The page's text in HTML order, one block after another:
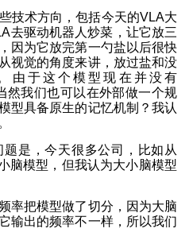
技术方向，包括今天的VLA大
去驱动机器人炒菜，让它放三
因为它放完第一勺盐以后很快
视觉的角度来讲，放过盐和没
由于这个模型现在并没有
然我们也可以在外部做一个规
型具备原生的记忆机制？我认
是，今天很多公司，比如从
脑模型，但我认为大小脑模型
率把模型做了切分，因为大脑
输出的频率不一样，所以我们